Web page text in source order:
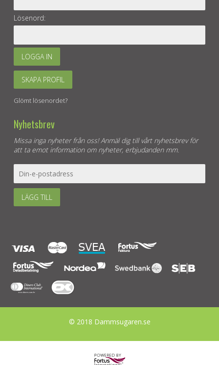
Lösenord:
LOGGA IN
SKAPA PROFIL
Glömt lösenordet?
Nyhetsbrev
Missa inga nyheter från oss! Anmäl dig till vårt nyhetsbrev för
att ta emot information om nyheter, erbjudanden mm.
LÄGG TILL
© 2018 Dammsugaren.se